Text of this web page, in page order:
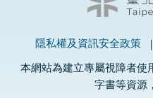
隱私權及資訊安全政策
本網站為建立專屬視障者使
字書等資源